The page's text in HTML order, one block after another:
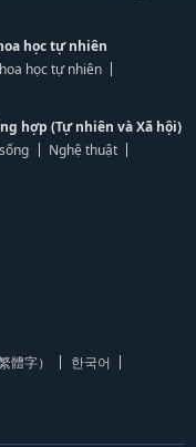
học tự nhiên
học tự nhiên
hợp (Tự nhiên và Xã hội)
Nghệ thuật
體字）
한국어